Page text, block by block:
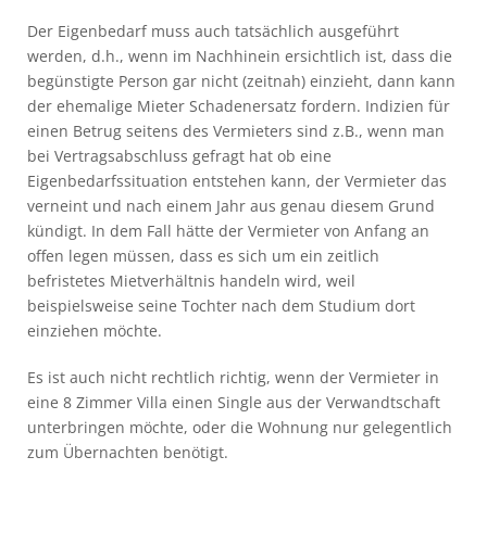
Der Eigenbedarf muss auch tatsächlich ausgeführt
werden, d.h., wenn im Nachhinein ersichtlich ist, dass die
begünstigte Person gar nicht (zeitnah) einzieht, dann kann
der ehemalige Mieter Schadenersatz fordern. Indizien für
einen Betrug seitens des Vermieters sind z.B., wenn man
bei Vertragsabschluss gefragt hat ob eine
Eigenbedarfssituation entstehen kann, der Vermieter das
verneint und nach einem Jahr aus genau diesem Grund
kündigt. In dem Fall hätte der Vermieter von Anfang an
offen legen müssen, dass es sich um ein zeitlich
befristetes Mietverhältnis handeln wird, weil
beispielsweise seine Tochter nach dem Studium dort
einziehen möchte.
Es ist auch nicht rechtlich richtig, wenn der Vermieter in
eine 8 Zimmer Villa einen Single aus der Verwandtschaft
unterbringen möchte, oder die Wohnung nur gelegentlich
zum Übernachten benötigt.